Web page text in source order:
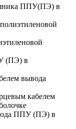
ППУ(ПЭ) в
(ПЭ) в
вывода
кабелем
ППУ (ПЭ) в